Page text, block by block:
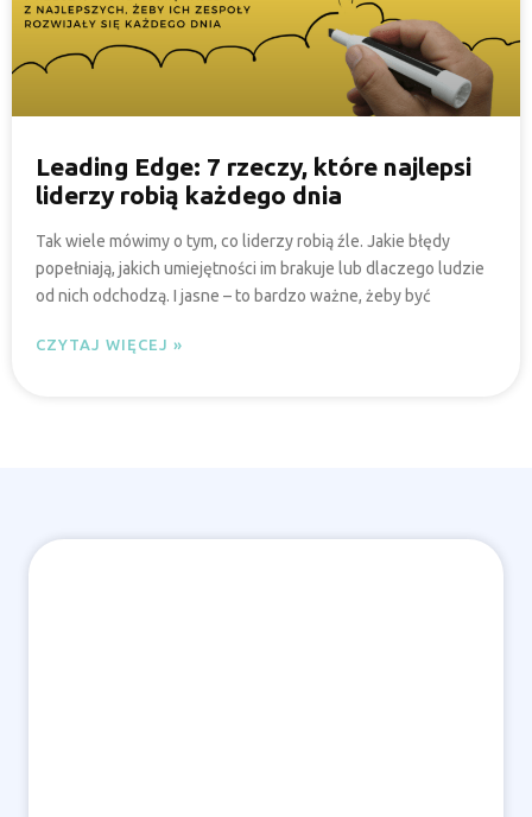
Leading Edge: 7 rzeczy, które najlepsi
liderzy robią każdego dnia
Tak wiele mówimy o tym, co liderzy robią źle. Jakie błędy
popełniają, jakich umiejętności im brakuje lub dlaczego ludzie
od nich odchodzą. I jasne – to bardzo ważne, żeby być
CZYTAJ WIĘCEJ »